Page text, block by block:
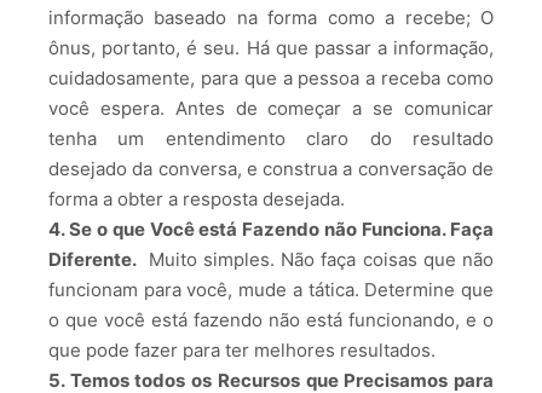
informação baseado na forma como a recebe; O
ônus, portanto, é seu. Há que passar a informação,
cuidadosamente, para que a pessoa a receba como
você espera. Antes de começar a se comunicar
tenha um entendimento claro do resultado
desejado da conversa, e construa a conversação de
forma a obter a resposta desejada.
4. Se o que Você está Fazendo não Funciona. Faça
Diferente. Muito simples. Não faça coisas que não
funcionam para você, mude a tática. Determine que
o que você está fazendo não está funcionando, e o
que pode fazer para ter melhores resultados.
5. Temos todos os Recursos que Precisamos para